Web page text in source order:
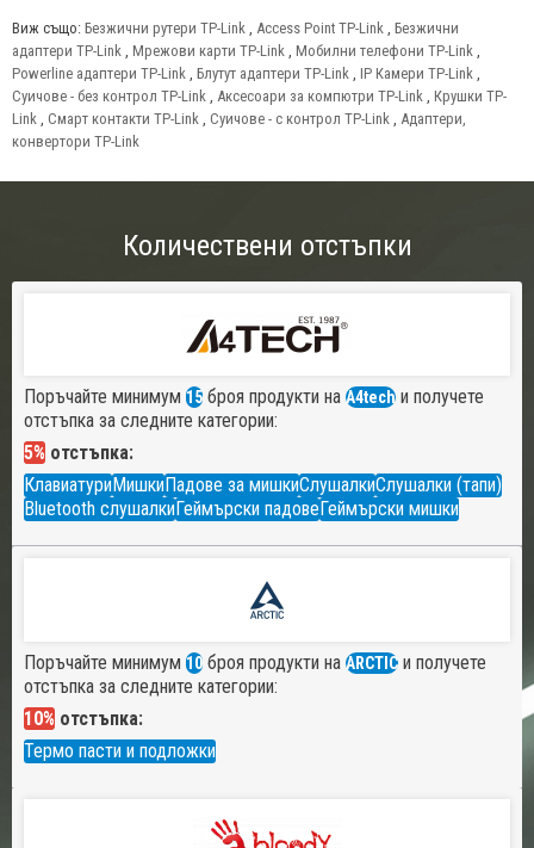
Виж също: Безжични рутери TP-Link , Access Point TP-Link , Безжични
адаптери TP-Link , Мрежови карти TP-Link , Мобилни телефони TP-Link ,
Powerline адаптери TP-Link , Блутут адаптери TP-Link , IP Камери TP-Link ,
Суичове - без контрол TP-Link , Аксесоари за компютри TP-Link , Крушки TP-
Link , Смарт контакти TP-Link , Суичове - с контрол TP-Link , Адаптери,
конвертори TP-Link
Количествени отстъпки
Поръчайте минимум 15 броя продукти на A4tech и получете
отстъпка за следните категории:
5% отстъпка:
КлавиатуриМишкиПадове за мишкиСлушалкиСлушалки (тапи)
Bluetooth слушалкиГеймърски падовеГеймърски мишки
Поръчайте минимум 10 броя продукти на ARCTIC и получете
отстъпка за следните категории:
10% отстъпка:
Термо пасти и подложки